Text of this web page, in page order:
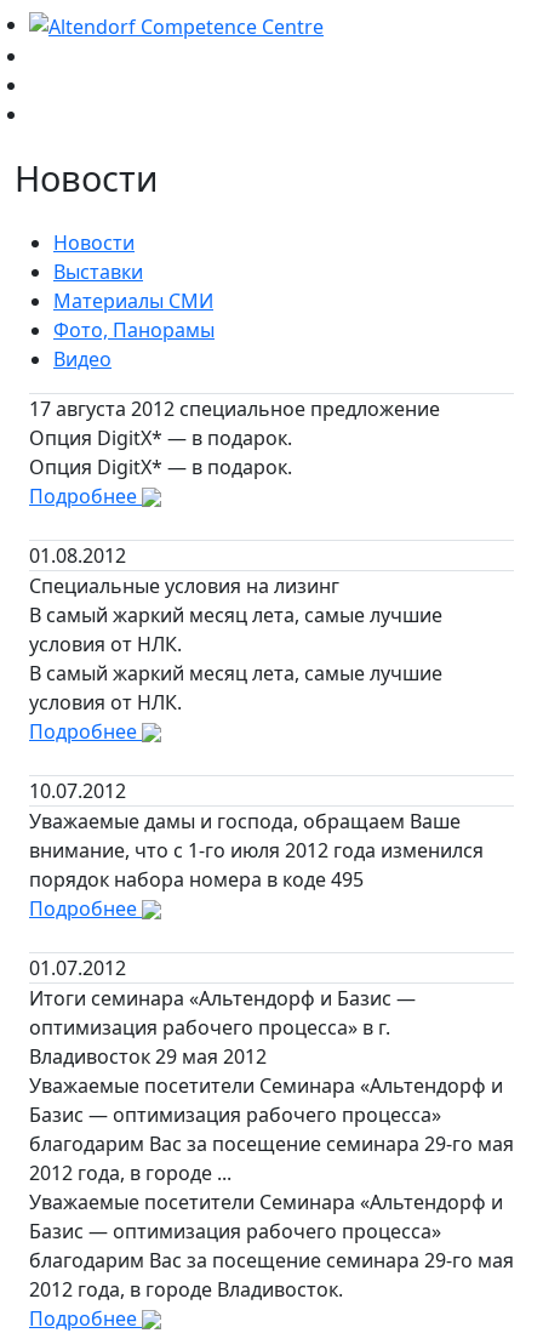
Новости
Новости
Выставки
Материалы СМИ
Фото, Панорамы
Видео
17 августа 2012 специальное предложение
Опция DigitX* — в подарок.
Опция DigitX* — в подарок.
Подробнее
01.08.2012
Специальные условия на лизинг
В самый жаркий месяц лета, самые лучшие
условия от НЛК.
В самый жаркий месяц лета, самые лучшие
условия от НЛК.
Подробнее
10.07.2012
Уважаемые дамы и господа, обращаем Ваше
внимание, что с 1-го июля 2012 года изменился
порядок набора номера в коде 495
Подробнее
01.07.2012
Итоги семинара «Альтендорф и Базис —
оптимизация рабочего процесса» в г.
Владивосток 29 мая 2012
Уважаемые посетители Семинара «Альтендорф и
Базис — оптимизация рабочего процесса»
благодарим Вас за посещение семинара 29-го мая
2012 года, в городе ...
Уважаемые посетители Семинара «Альтендорф и
Базис — оптимизация рабочего процесса»
благодарим Вас за посещение семинара 29-го мая
2012 года, в городе Владивосток.
Подробнее